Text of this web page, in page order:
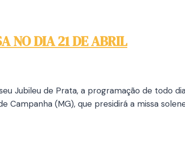
NO DIA 21 DE ABRIL
Jubileu de Prata, a programação de todo
(MG), que presidirá a missa